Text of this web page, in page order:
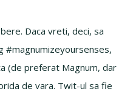
Daca vreti, deci, sa
(de preferat Magnum, dar
de vara. Twit-ul sa fie